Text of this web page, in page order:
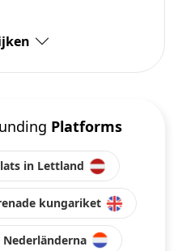
Platforms
in Lettland
kungariket